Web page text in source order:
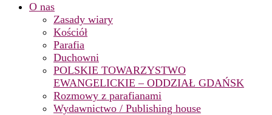
O nas
Zasady wiary
Kościół
Parafia
Duchowni
POLSKIE TOWARZYSTWO
EWANGELICKIE – ODDZIAŁ GDAŃSK
Rozmowy z parafianami
Wydawnictwo / Publishing house